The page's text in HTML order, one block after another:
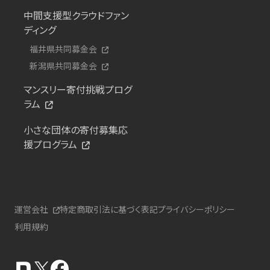
中間支援型クラウドファン
ディング
福井県共同募金会
新潟県共同募金会
マンスリー寄付挑戦プログ
ラム
小さな団体の寄付募集応
援プログラム
運営会社 特定商取引法に基づく表記プライバシーポリシー
利用規約